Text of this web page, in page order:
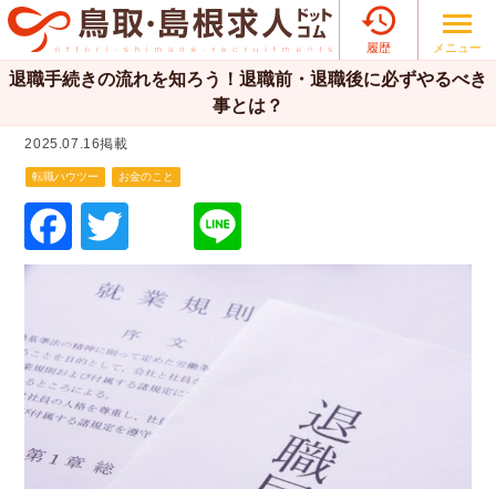

履歴 メニュー
退職手続きの流れを知ろう！退職前・退職後に必ずやるべき
事とは？
2025.07.16掲載
転職ハウツー お金のこと
F
a
b
o
o
k
wi
tt
er
n